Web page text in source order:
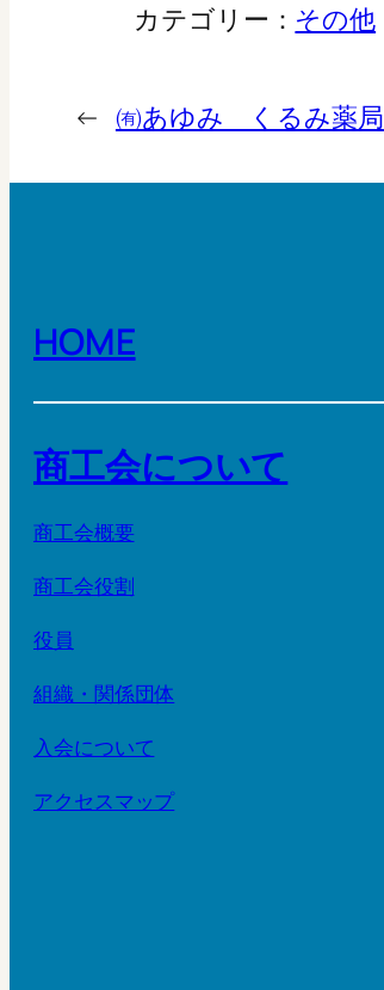
カテゴリー： その他
← ㈲あゆみ くるみ薬局
HOME
商工会について
商工会概要
商工会役割
役員
組織・関係団体
入会について
アクセスマップ